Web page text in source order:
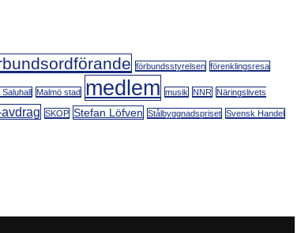
förbundsstyrelsen förenklingsresa
Malmö stad medlem musik NNR Näringslivets
SKOP Stefan Löfven Stålbyggnadspriset Svensk Handel